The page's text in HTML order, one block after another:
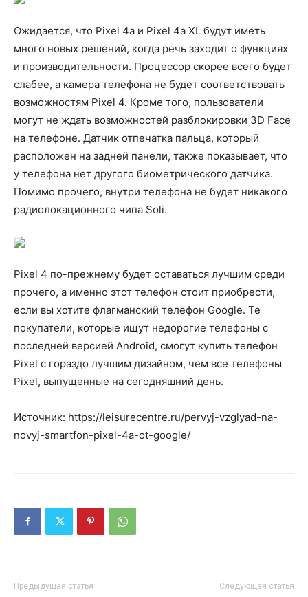
Ожидается, что Pixel 4a и Pixel 4a XL будут иметь
много новых решений, когда речь заходит о функциях
и производительности. Процессор скорее всего будет
слабее, а камера телефона не будет соответствовать
возможностям Pixel 4. Кроме того, пользователи
могут не ждать возможностей разблокировки 3D Face
на телефоне. Датчик отпечатка пальца, который
расположен на задней панели, также показывает, что
у телефона нет другого биометрического датчика.
Помимо прочего, внутри телефона не будет никакого
радиолокационного чипа Soli.
Pixel 4 по-прежнему будет оставаться лучшим среди
прочего, а именно этот телефон стоит приобрести,
если вы хотите флагманский телефон Google. Те
покупатели, которые ищут недорогие телефоны с
последней версией Android, смогут купить телефон
Pixel с гораздо лучшим дизайном, чем все телефоны
Pixel, выпущенные на сегодняшний день.
Источник: https://leisurecentre.ru/pervyj-vzglyad-na-
novyj-smartfon-pixel-4a-ot-google/
Предыдущая статья Следующая статья